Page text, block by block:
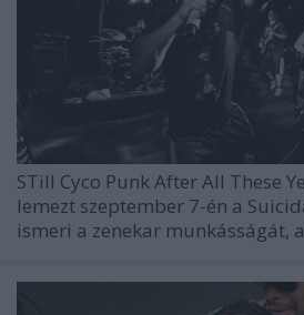
STill Cyco Punk After All These
lemezt szeptember 7-én a
ismeri a zenekar munkásságát,